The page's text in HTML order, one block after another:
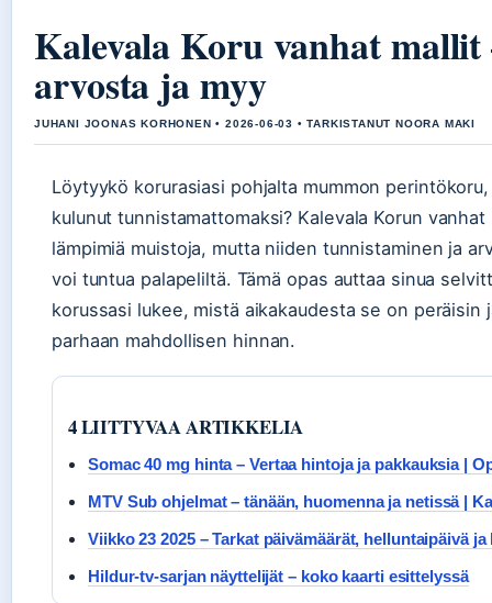
Kalevala Koru vanhat
arvosta ja myy
JUHANI JOONAS KORHONEN • 2026-06-03 • TARKISTANUT NOORA MAKI
Löytyykö korurasiasi pohjalta mummon
kulunut tunnistamattomaksi? Kalevala Korun
lämpimiä muistoja, mutta niiden tunnistaminen ja
voi tuntua palapeliltä. Tämä opas auttaa sinua
korussasi lukee, mistä aikakaudesta se on peräisin
parhaan mahdollisen hinnan.
4 LIITTYVAA ARTIKKELIA
Somac 40 mg hinta – Vertaa hintoja ja pakkauksia |
MTV Sub ohjelmat – tänään, huomenna ja netissä |
Viikko 23 2025 – Tarkat päivämäärät, helluntaipäivä
Hildur-tv-sarjan näyttelijät – koko kaarti esittelyssä